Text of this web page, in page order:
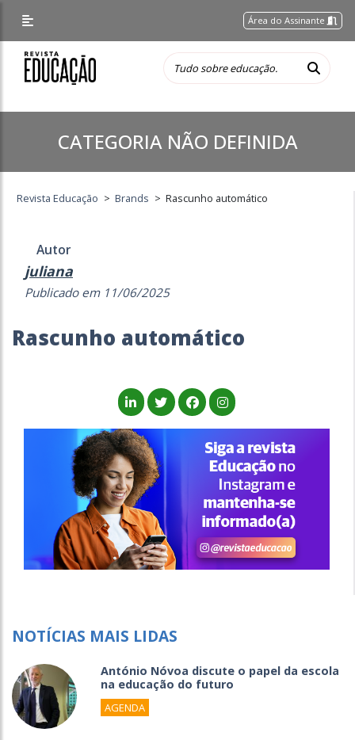
Área do Assinante
CATEGORIA NÃO DEFINIDA
Revista Educação > Brands > Rascunho automático
Autor
juliana
Publicado em 11/06/2025
Rascunho automático
NOTÍCIAS MAIS LIDAS
António Nóvoa discute o papel da escola
na educação do futuro
AGENDA